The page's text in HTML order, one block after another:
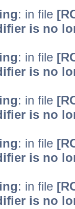
: in file
is no
: in file
is no
: in file
is no
: in file
is no
: in file
is no